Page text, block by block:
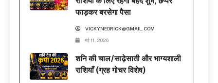
फाड़कर बरसेगा पैसा
VICKYNEDRICK@GMAIL.COM
मई 11, 2026
शनि की चाल/साढ़ेसाती और भाग्यशाली
राशियाँ (ग्रह गोचर विशेष)